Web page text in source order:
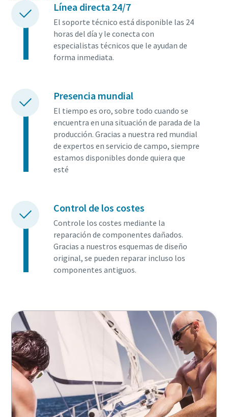
Línea directa 24/7
El soporte técnico está disponible las 24
horas del día y le conecta con
especialistas técnicos que le ayudan de
forma inmediata.
Presencia mundial
El tiempo es oro, sobre todo cuando se
encuentra en una situación de parada de la
producción. Gracias a nuestra red mundial
de expertos en servicio de campo, siempre
estamos disponibles donde quiera que
esté
Control de los costes
Controle los costes mediante la
reparación de componentes dañados.
Gracias a nuestros esquemas de diseño
original, se pueden reparar incluso los
componentes antiguos.